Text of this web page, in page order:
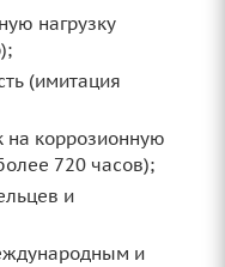
нагрузку
(имитация
на коррозионную
720 часов);
и
и